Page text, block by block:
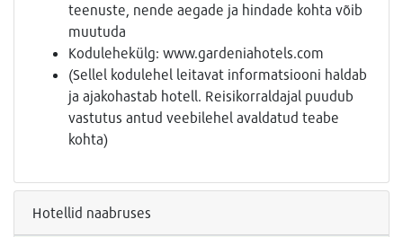
teenuste, nende aegade ja hindade kohta võib
muutuda
Kodulehekülg: www.gardeniahotels.com
(Sellel kodulehel leitavat informatsiooni haldab
ja ajakohastab hotell. Reisikorraldajal puudub
vastutus antud veebilehel avaldatud teabe
kohta)
Hotellid naabruses